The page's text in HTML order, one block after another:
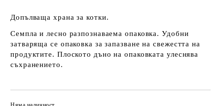
Допълваща храна за котки.
Семпла и лесно разпознаваема опаковка. Удобни
затваряща се опаковка за запазване на свежестта на
продуктите. Плоското дъно на опаковката улеснява
съхранението.